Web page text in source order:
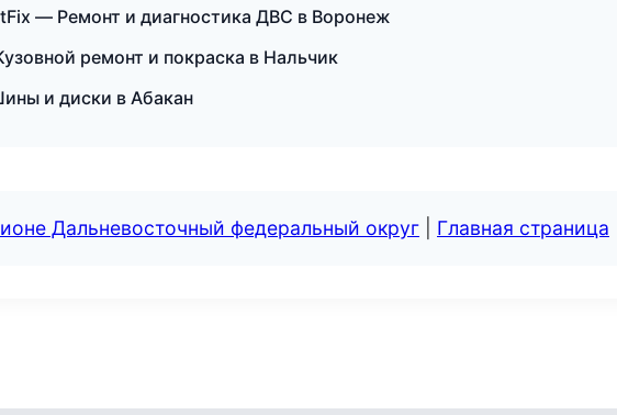
— Ремонт и диагностика ДВС в Воронеж
ремонт и покраска в Нальчик
и диски в Абакан
Дальневосточный федеральный округ Главная страница